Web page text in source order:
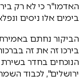
האדמו"ר כי לא רק
בימים אלו ניסים
הביקור נחתם
בירכו זה את זה
הנוכחים בחדר בשירת
ירושלים", לכבוד